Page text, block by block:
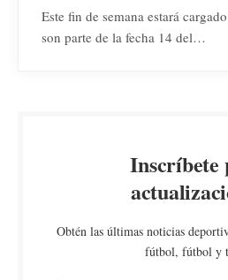
Este fin de semana estará
son parte de la fecha 14 del…
Inscríbete
Obtén las últimas noticias
fútbol, fútbol y